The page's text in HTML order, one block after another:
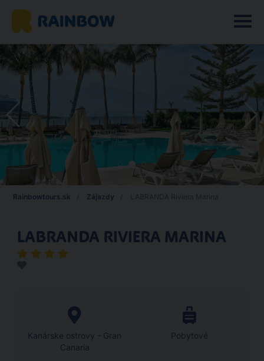
Rainbowtours.sk Zájazdy
LABRANDA RIVIERA MARINA
Kanárske ostrovy - Gran
Canaria
Pobytové